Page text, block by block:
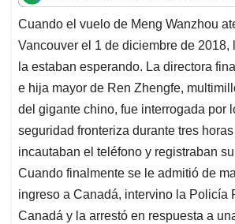
t
s
A
p
p
e
b
o
o
k
k
e
d
I
n
i
l
e
a
d
s
Cuando el vuelo de Meng Wanzhou
Vancouver el 1 de diciembre de 2018,
la estaban esperando. La directora
e hija mayor de Ren Zhengfe,
del gigante chino, fue interrogada por
seguridad fronteriza durante tres
incautaban el teléfono y registraban
Cuando finalmente se le admitió de
ingreso a Canadá, intervino la Policía
Canadá y la arrestó en respuesta a